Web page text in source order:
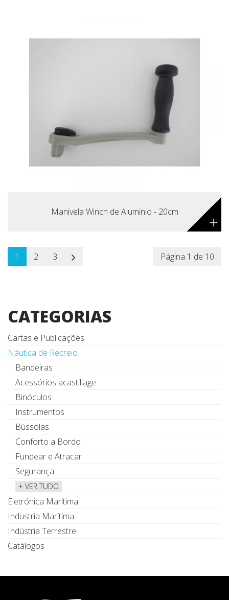
Manivela Winch de Aluminio - 20cm +
1 2 3 Página 1 de 10
CATEGORIAS
Cartas e Publicações
Náutica de Recreio
Bandeiras
Acessórios acastillage
Binóculos
Instrumentos
Bússolas
Conforto a Bordo
Fundear e Atracar
Segurança
+ VER TUDO
Eletrónica Marítima
Industria Marítima
Indústria Terrestre
Catálogos